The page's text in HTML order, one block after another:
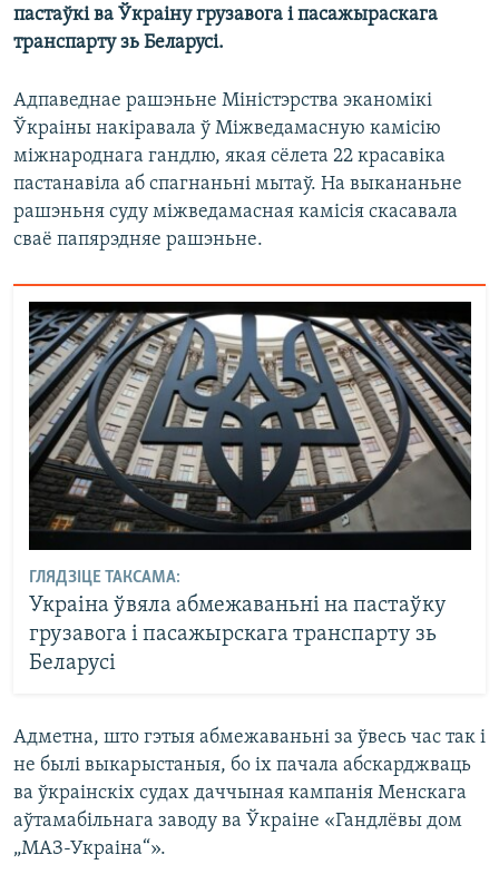
пастаўкі ва Ўкраіну грузавога і пасажыраскага
транспарту зь Беларусі.
Адпаведнае рашэньне Міністэрства эканомікі
Ўкраіны накіравала ў Міжведамасную камісію
міжнароднага гандлю, якая сёлета 22 красавіка
пастанавіла аб спагнаньні мытаў. На выкананьне
рашэньня суду міжведамасная камісія скасавала
сваё папярэдняе рашэньне.
ГЛЯДЗІЦЕ ТАКСАМА:
Украіна ўвяла абмежаваньні на пастаўку
грузавога і пасажырскага транспарту зь
Беларусі
Адметна, што гэтыя абмежаваньні за ўвесь час так і
не былі выкарыстаныя, бо іх пачала абскарджваць
ва ўкраінскіх судах даччыная кампанія Менскага
аўтамабільнага заводу ва Ўкраіне «Гандлёвы дом
„МАЗ-Украіна“».